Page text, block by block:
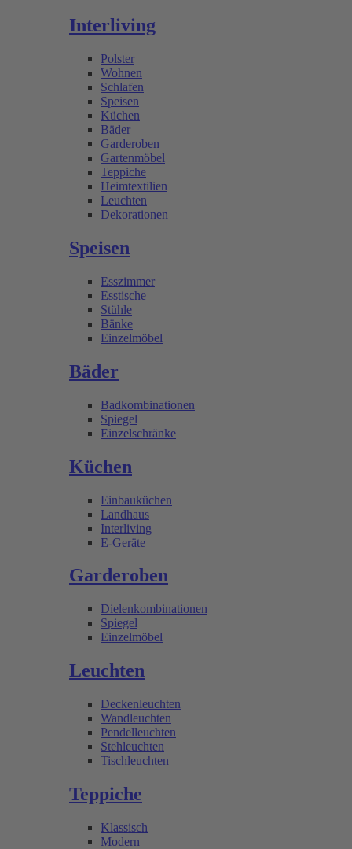
Interliving
Polster
Wohnen
Schlafen
Speisen
Küchen
Bäder
Garderoben
Gartenmöbel
Teppiche
Heimtextilien
Leuchten
Dekorationen
Speisen
Esszimmer
Esstische
Stühle
Bänke
Einzelmöbel
Bäder
Badkombinationen
Spiegel
Einzelschränke
Küchen
Einbauküchen
Landhaus
Interliving
E-Geräte
Garderoben
Dielenkombinationen
Spiegel
Einzelmöbel
Leuchten
Deckenleuchten
Wandleuchten
Pendelleuchten
Stehleuchten
Tischleuchten
Teppiche
Klassisch
Modern